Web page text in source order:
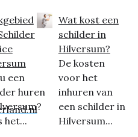
een
huren
het...
Wat kost een
schilder in
Hilversum?
De kosten
voor het
inhuren van
een schilder in
Hilversum...